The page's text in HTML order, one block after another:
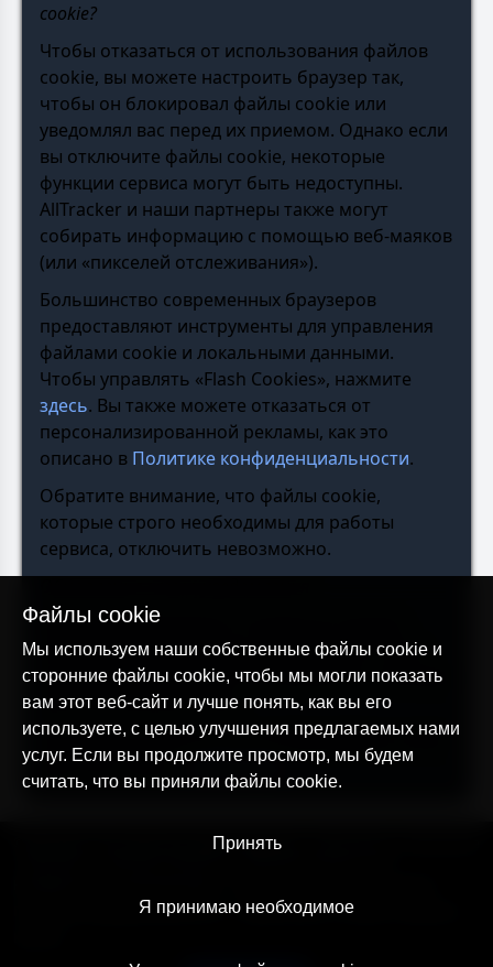
cookie?
Чтобы отказаться от использования файлов
cookie, вы можете настроить браузер так,
чтобы он блокировал файлы cookie или
уведомлял вас перед их приемом. Однако если
вы отключите файлы cookie, некоторые
функции сервиса могут быть недоступны.
AllTracker и наши партнеры также могут
собирать информацию с помощью веб-маяков
(или «пикселей отслеживания»).
Большинство современных браузеров
предоставляют инструменты для управления
файлами cookie и локальными данными.
Чтобы управлять «Flash Cookies», нажмите
здесь. Вы также можете отказаться от
персонализированной рекламы, как это
описано в Политике конфиденциальности.
Обратите внимание, что файлы cookie,
которые строго необходимы для работы
сервиса, отключить невозможно.
Данное уведомление о Cookies & Tracking
может время от времени обновляться. Если
мы внесем изменения, мы укажем это, обновив
дату вступления в силу.
Вы можете изменить настройки файлов cookie
для этого сайта,нажав здесь.
© AllTracker 2014-2026, Все права сохранены
Политика конфиденциальности
Примечание о Cookies и Трекинге
Файлы cookie
Мы используем наши собственные файлы cookie и
сторонние файлы cookie, чтобы мы могли показать
вам этот веб-сайт и лучше понять, как вы его
используете, с целью улучшения предлагаемых нами
услуг. Если вы продолжите просмотр, мы будем
считать, что вы приняли файлы cookie.
Принять
Я принимаю необходимое